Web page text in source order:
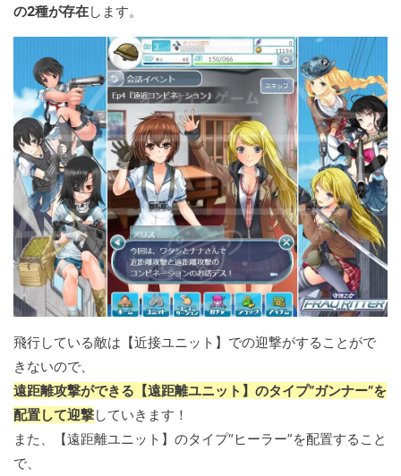
の2種が存在します。
飛行している敵は【近接ユニット】での迎撃がすることがで
きないので、
遠距離攻撃ができる【遠距離ユニット】のタイプ“ガンナー”を
配置して迎撃していきます！
また、【遠距離ユニット】のタイプ“ヒーラー”を配置すること
で、